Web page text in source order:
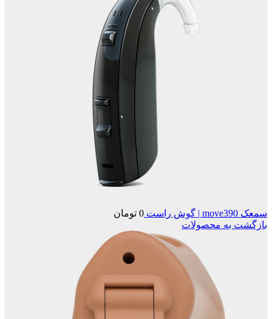
سمعک move390 | گوش راست 0 تومان
بازگشت به محصولات